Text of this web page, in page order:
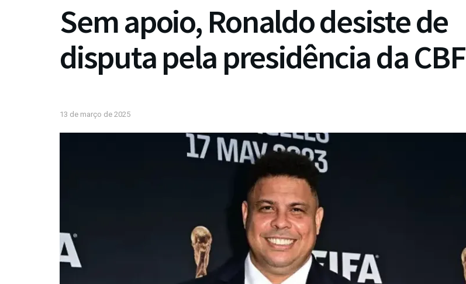
Sem apoio, Ronaldo desiste de
disputa pela presidência da CBF
13 de março de 2025